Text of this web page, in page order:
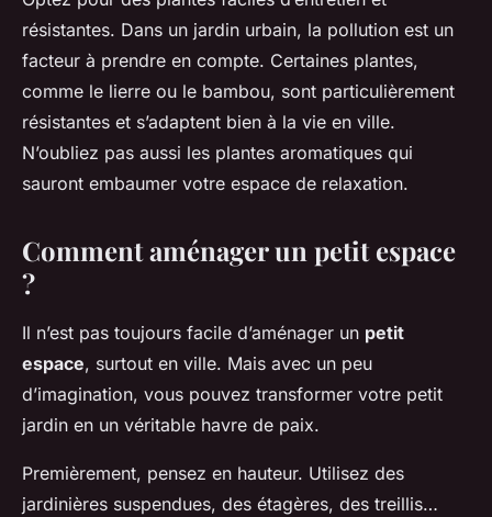
résistantes. Dans un jardin urbain, la pollution est un
facteur à prendre en compte. Certaines plantes,
comme le lierre ou le bambou, sont particulièrement
résistantes et s’adaptent bien à la vie en ville.
N’oubliez pas aussi les plantes aromatiques qui
sauront embaumer votre espace de relaxation.
Comment aménager un petit espace
?
Il n’est pas toujours facile d’aménager un petit
espace, surtout en ville. Mais avec un peu
d’imagination, vous pouvez transformer votre petit
jardin en un véritable havre de paix.
Premièrement, pensez en hauteur. Utilisez des
jardinières suspendues, des étagères, des treillis…